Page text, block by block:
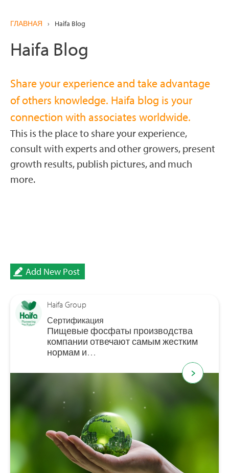
ГЛАВНАЯ › Haifa Blog
Haifa Blog
Share your experience and take advantage
of others knowledge. Haifa blog is your
connection with associates worldwide.
This is the place to share your experience,
consult with experts and other growers, present
growth results, publish pictures, and much
more.
Add New Post
Haifa Group
Сертификация
Пищевые фосфаты производства
компании отвечают самым жестким
нормам и…